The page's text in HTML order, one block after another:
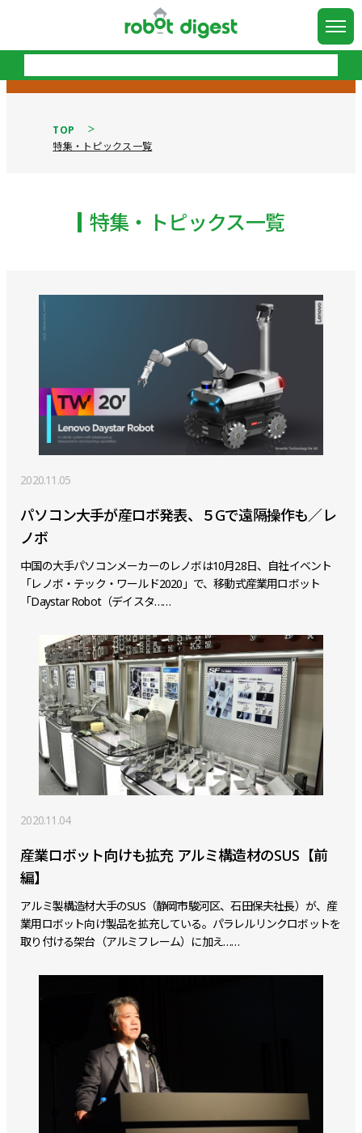
TOP
特集・トピックス一覧
特集・トピックス一覧
2020.11.05
パソコン大手が産ロボ発表、５Gで遠隔操作も／レ
ノボ
中国の大手パソコンメーカーのレノボは10月28日、自社イベント
「レノボ・テック・ワールド2020」で、移動式産業用ロボット
「Daystar Robot（デイスタ……
2020.11.04
産業ロボット向けも拡充 アルミ構造材のSUS【前
編】
アルミ製構造材大手のSUS（静岡市駿河区、石田保夫社長）が、産
業用ロボット向け製品を拡充している。パラレルリンクロボットを
取り付ける架台（アルミフレーム）に加え……